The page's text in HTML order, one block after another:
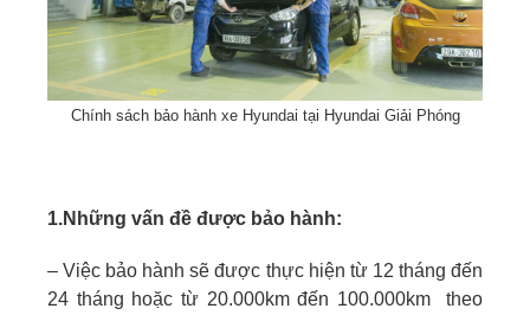
Chính sách bảo hành xe Hyundai tại Hyundai Giải Phóng
1.Những vấn đề được bảo hành:
– Việc bảo hành sẽ được thực hiện từ 12 tháng đến
24 tháng hoặc từ 20.000km đến 100.000km theo